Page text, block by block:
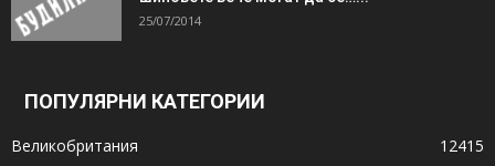
25/07/2014
ПОПУЛЯРНИ КАТЕГОРИИ
Великобритания
12415